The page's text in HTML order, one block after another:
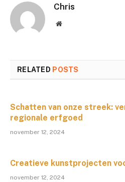
Chris
Website
RELATED POSTS
Schatten van onze streek:
regionale erfgoed
november 12, 2024
Creatieve kunstprojecten
november 12, 2024